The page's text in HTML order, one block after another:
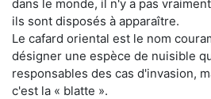
dans le monde, il n'y a pas
ils sont disposés à apparaître.
Le cafard oriental est le nom
désigner une espèce de nuisible
responsables des cas d'invasion,
c'est la « blatte ».